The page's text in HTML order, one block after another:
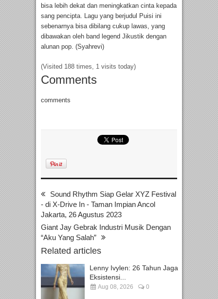
bisa lebih dekat dan meningkatkan cinta kepada
sang pencipta. Lagu yang berjudul Puisi ini
sebenarnya bisa dibilang cukup lawas, yang
dibawakan oleh band legend Jikustik dengan
alunan pop. (Syahrevi)
(Visited 188 times, 1 visits today)
Comments
comments
Sound Rhythm Siap Gelar XYZ Festival
- di X-Drive In - Taman Impian Ancol
Jakarta, 26 Agustus 2023
Giant Jay Gebrak Industri Musik Dengan
“Aku Yang Salah”
Related articles
Lenny Ivylen: 26 Tahun Jaga
Eksistensi...
Aug 08, 2026 0